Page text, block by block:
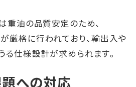
重油の品質安定のため、
厳格に行われており、輸出入や
る仕様設計が求められます。
への対応